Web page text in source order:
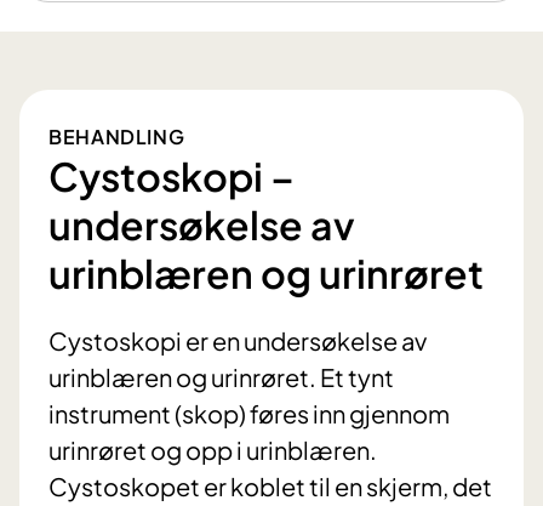
BEHANDLING
Cystoskopi –
undersøkelse av
urinblæren og urinrøret
Cystoskopi er en undersøkelse av
urinblæren og urinrøret. Et tynt
instrument (skop) føres inn gjennom
urinrøret og opp i urinblæren.
Cystoskopet er koblet til en skjerm, det